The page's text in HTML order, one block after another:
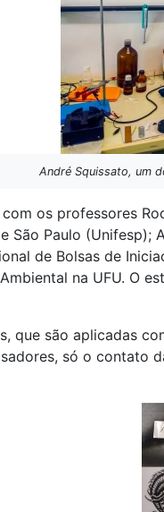
André Squissato, um
os professores
São Paulo
de Bolsas de
na UFU. O
que são aplicadas
só o contato